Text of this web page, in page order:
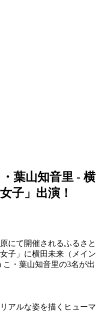
葉山知音里 - 横
子」出演！
にて開催されるふるさと
子」に横田未来（メイン
・葉山知音里の3名が出
アルな姿を描くヒューマ